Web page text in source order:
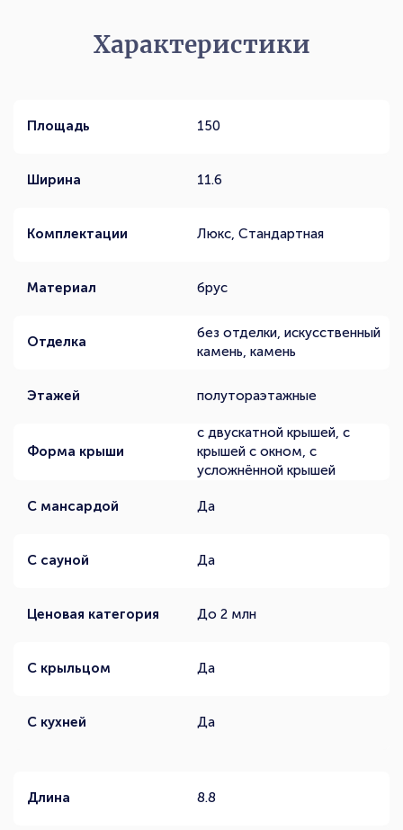
Характеристики
Площадь 150
Ширина 11.6
Комплектации Люкс, Стандартная
Материал брус
Отделка
без отделки, искусственный
камень, камень
Этажей полутораэтажные
Форма крыши
с двускатной крышей, с
крышей с окном, с
усложнённой крышей
С мансардой Да
С сауной Да
Ценовая категория До 2 млн
С крыльцом Да
С кухней Да
Длина 8.8